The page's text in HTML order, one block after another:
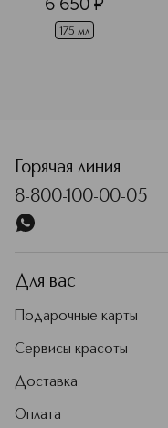
розовой водой
175 мл
Горячая линия
8-800-100-00-05
Для вас
Подарочные карты
Сервисы красоты
Доставка
Оплата